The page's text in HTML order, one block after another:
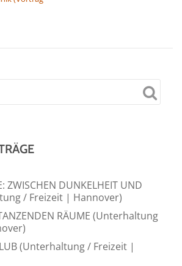
ZWISCHEN DUNKELHEIT UND
/ Freizeit | Hannover)
RÄUME (Unterhaltung
(Unterhaltung / Freizeit |